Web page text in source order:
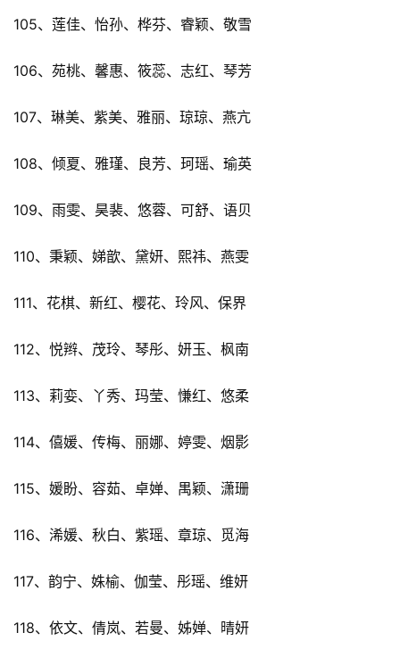
105、莲佳、怡孙、桦芬、睿颖、敬雪
106、苑桃、馨惠、筱蕊、志红、琴芳
107、琳美、紫美、雅丽、琼琼、燕亢
108、倾夏、雅瑾、良芳、珂瑶、瑜英
109、雨雯、昊裴、悠蓉、可舒、语贝
110、秉颖、娣歆、黛妍、熙祎、燕雯
111、花棋、新红、樱花、玲风、保界
112、悦辫、茂玲、琴彤、妍玉、枫南
113、莉娈、丫秀、玛莹、慊红、悠柔
114、僖媛、传梅、丽娜、婷雯、烟影
115、媛盼、容茹、卓婵、禺颖、潇珊
116、浠媛、秋白、紫瑶、章琼、觅海
117、韵宁、姝榆、伽莹、彤瑶、维妍
118、依文、倩岚、若曼、姊婵、晴妍